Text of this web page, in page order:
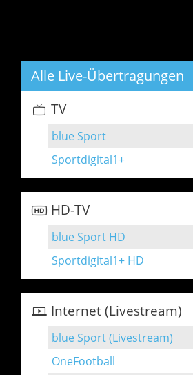
Alle Live-Übertragungen
TV
blue Sport
Sportdigital1+
HD-TV
blue Sport HD
Sportdigital1+ HD
Internet (Livestream)
blue Sport (Livestream)
OneFootball